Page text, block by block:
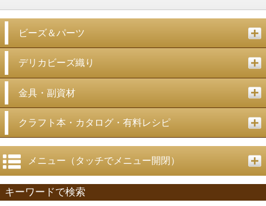
ビーズ＆パーツ
デリカビーズ織り
金具・副資材
クラフト本・カタログ・有料レシピ
メニュー（タッチでメニュー開閉）
キーワードで検索